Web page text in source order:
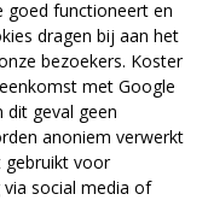
goed functioneert en
dragen bij aan het
bezoekers. Koster
met Google
geval geen
anoniem verwerkt
gebruikt voor
social media of